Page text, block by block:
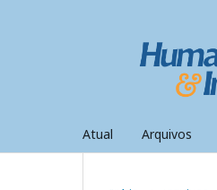
Atual Arquivos